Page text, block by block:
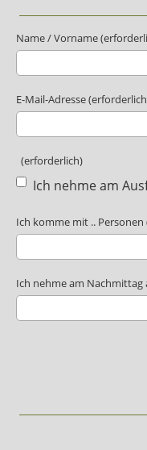
Name / Vorname
E-Mail-Adresse
(erforderlich)
Ich nehme am
Ich komme mit ..
Ich nehme am